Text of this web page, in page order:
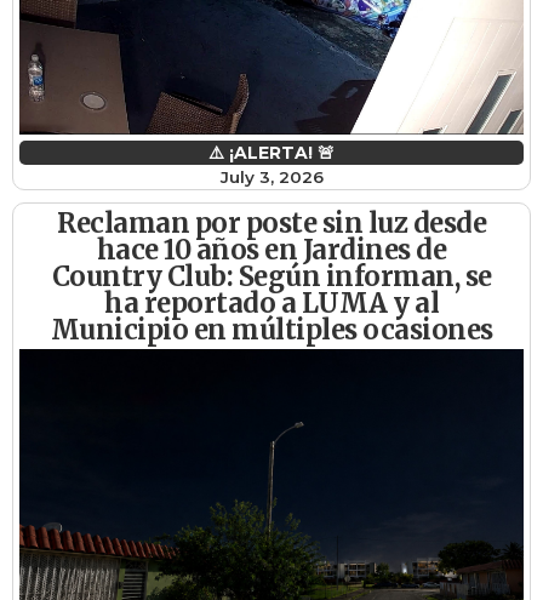
⚠️ ¡ALERTA! 🚨
July 3, 2026
Reclaman por poste sin luz desde
hace 10 años en Jardines de
Country Club: Según informan, se
ha reportado a LUMA y al
Municipio en múltiples ocasiones